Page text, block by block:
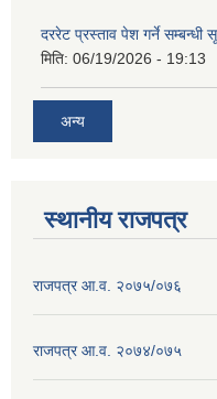
दररेट प्रस्ताव पेश गर्ने सम्बन्धी
मिति: 06/19/2026 - 19:13
अन्य
स्थानीय राजपत्र
राजपत्र आ.व. २०७५/०७६
राजपत्र आ.व. २०७४/०७५